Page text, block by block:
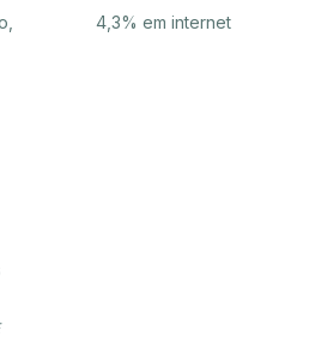
4,3% em internet